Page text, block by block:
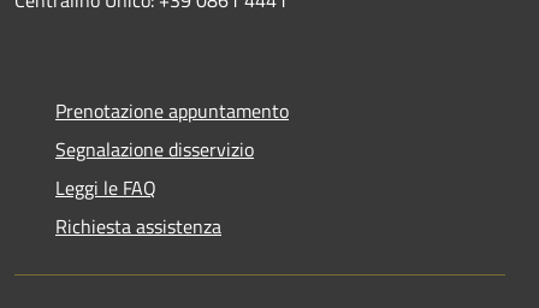
Prenotazione appuntamento
Segnalazione disservizio
Leggi le FAQ
Richiesta assistenza